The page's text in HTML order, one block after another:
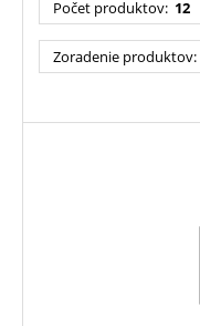
Počet produktov: 12
Zoradenie produktov: